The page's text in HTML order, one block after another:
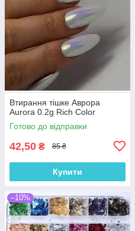
Втирання тішке Аврора
Aurora 0.2g Rich Color
Готово до відправки
42,50 ₴ 85 ₴
Купити
–10%